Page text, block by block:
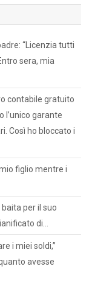
“Licenzia tutti
sera, mia
contabile gratuito
l’unico garante
Così ho bloccato i
figlio mentre i
per il suo
di…
i miei soldi,”
avesse